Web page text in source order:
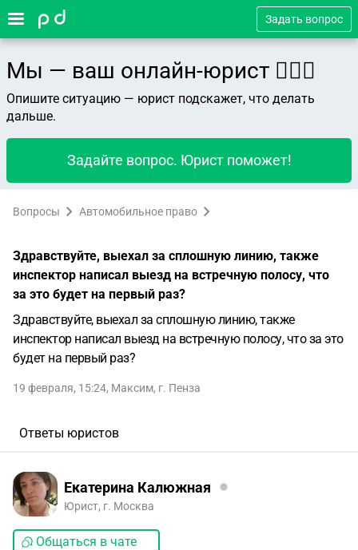
Задать вопрос
Мы — ваш онлайн-юрист 👨🏻‍⚖️
Опишите ситуацию — юрист подскажет, что делать
дальше.
Задайте вопрос. Юрист поможет!
Вопросы Автомобильное право
Здравствуйте, выехал за сплошную линию, также
инспектор написал выезд на встречную полосу, что
за это будет на первый раз?
Здравствуйте, выехал за сплошную линию, также
инспектор написал выезд на встречную полосу, что за это
будет на первый раз?
19 февраля, 15:24, Максим, г. Пенза
Ответы юристов
Екатерина Калюжная
Юрист, г. Москва
Общаться в чате